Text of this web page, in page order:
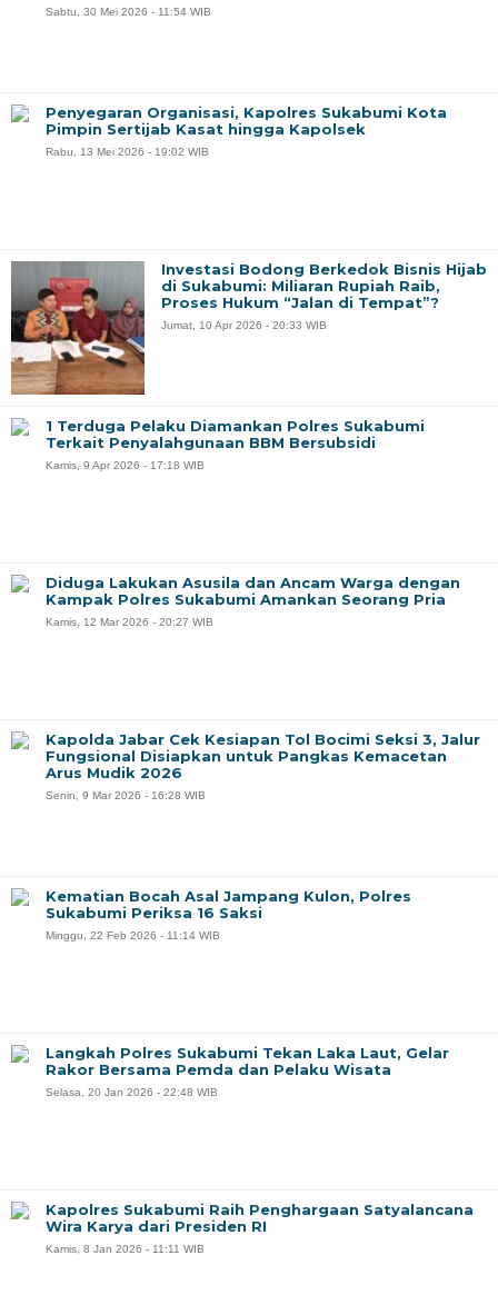
Sabtu, 30 Mei 2026 - 11:54 WIB
Penyegaran Organisasi, Kapolres Sukabumi Kota
Pimpin Sertijab Kasat hingga Kapolsek
Rabu, 13 Mei 2026 - 19:02 WIB
Investasi Bodong Berkedok Bisnis Hijab
di Sukabumi: Miliaran Rupiah Raib,
Proses Hukum “Jalan di Tempat”?
Jumat, 10 Apr 2026 - 20:33 WIB
1 Terduga Pelaku Diamankan Polres Sukabumi
Terkait Penyalahgunaan BBM Bersubsidi
Kamis, 9 Apr 2026 - 17:18 WIB
Diduga Lakukan Asusila dan Ancam Warga dengan
Kampak Polres Sukabumi Amankan Seorang Pria
Kamis, 12 Mar 2026 - 20:27 WIB
Kapolda Jabar Cek Kesiapan Tol Bocimi Seksi 3, Jalur
Fungsional Disiapkan untuk Pangkas Kemacetan
Arus Mudik 2026
Senin, 9 Mar 2026 - 16:28 WIB
Kematian Bocah Asal Jampang Kulon, Polres
Sukabumi Periksa 16 Saksi
Minggu, 22 Feb 2026 - 11:14 WIB
Langkah Polres Sukabumi Tekan Laka Laut, Gelar
Rakor Bersama Pemda dan Pelaku Wisata
Selasa, 20 Jan 2026 - 22:48 WIB
Kapolres Sukabumi Raih Penghargaan Satyalancana
Wira Karya dari Presiden RI
Kamis, 8 Jan 2026 - 11:11 WIB